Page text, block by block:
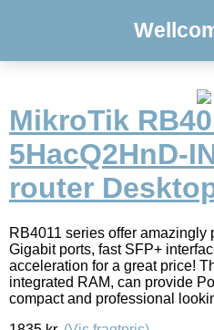
MikroTik
5HacQ2HnD-
router
RB4011 series offer amazingly
Gigabit ports, fast SFP+
acceleration for a great price!
integrated RAM, can provide
compact and professional